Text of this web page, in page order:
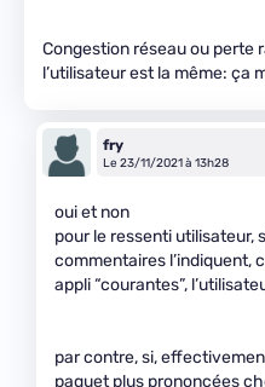
Congestion réseau ou perte
l’utilisateur est la même: ça
fry
Le 23/11/2021 à 13h28
oui et non
pour le ressenti utilisateur,
commentaires l’indiquent,
appli “courantes”,
par contre, si,
paquet plus prononcées